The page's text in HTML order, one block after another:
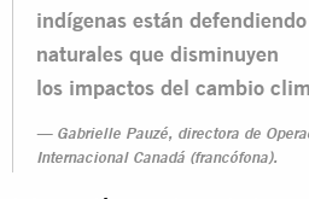
indígenas están
naturales que disminuyen
los impactos del cambio
Gabrielle Pauzé, directora de
Internacional Canadá (francófona).